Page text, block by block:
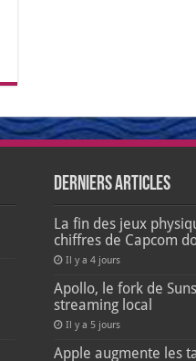
Derniers articles
La fin des jeux
chiffres de Capcom
Il y a 4 jours
Apollo, le fork de
streaming local
Il y a 5 jours
Apple augmente les